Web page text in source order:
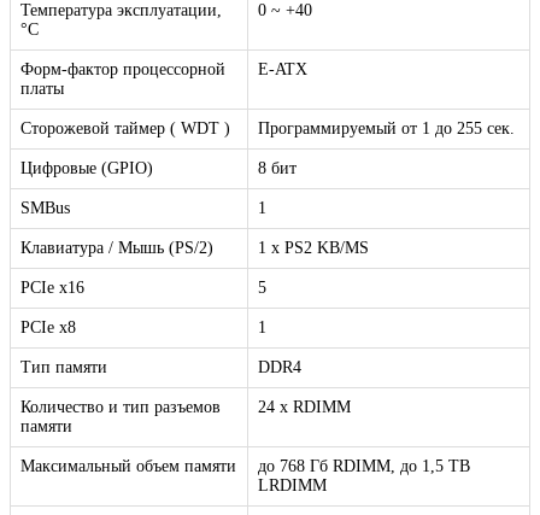
Температура эксплуатации,
°C
0 ~ +40
Форм-фактор процессорной
платы
E-ATX
Сторожевой таймер ( WDT ) Программируемый от 1 до 255 сек.
Цифровые (GPIO) 8 бит
SMBus 1
Клавиатура / Мышь (PS/2) 1 х PS2 KB/MS
PCIe x16 5
PCIe x8 1
Тип памяти DDR4
Количество и тип разъемов
памяти
24 x RDIMM
Максимальный объем памяти
до 768 Гб RDIMM, до 1,5 TB
LRDIMM